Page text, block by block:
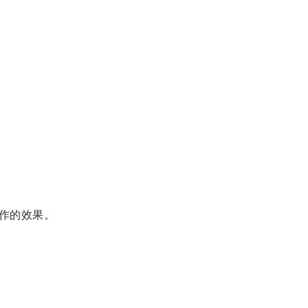
的效果。